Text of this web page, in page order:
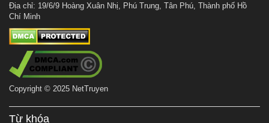
Địa chỉ: 19/6/9 Hoàng Xuân Nhị, Phú Trung, Tân Phú, Thành phố Hồ
Chí Minh
Copyright © 2025 NetTruyen
Từ khóa